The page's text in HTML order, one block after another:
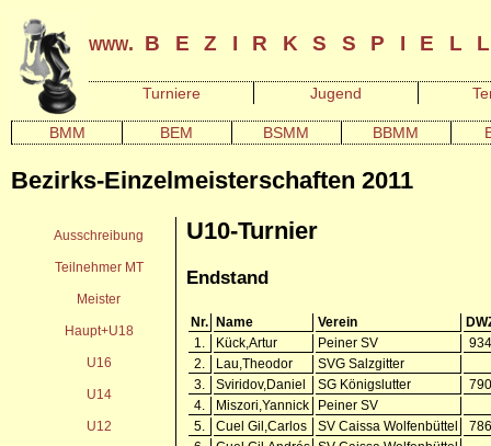
www.
Turniere Jugend
BMM BEM BSMM BBMM
Bezirks-Einzelmeisterschaften 2011
Ausschreibung
Teilnehmer MT
Meister
Haupt+U18
U16
U14
U12
U10-Turnier
Endstand
Nr. Name Verein
1.
Kück,Artur Peiner SV
934
2.
Lau,Theodor
SVG Salzgitter
3.
Sviridov,Daniel SG Königslutter
790
4.
Miszori,Yannick
Peiner SV
5.
Cuel Gil,Carlos SV Caissa Wolfenbüttel
786